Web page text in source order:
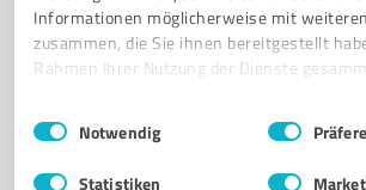
Informationen möglicherweise mit
zusammen, die Sie ihnen bereitgestellt
Rahmen Ihrer Nutzung der Dienste
Impressum Datenschutzbestimmungen
Einwilligungsauswahl
Notwendig
Statistiken